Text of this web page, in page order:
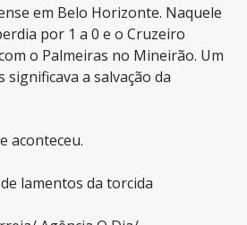
em Belo Horizonte. Naquele
por 1 a 0 e o Cruzeiro
o Palmeiras no Mineirão. Um
a salvação da
aconteceu.
lamentos da torcida